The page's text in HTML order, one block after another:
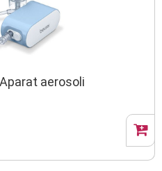
aerosoli